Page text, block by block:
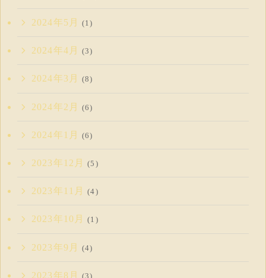
2024年5月 (1)
2024年4月 (3)
2024年3月 (8)
2024年2月 (6)
2024年1月 (6)
2023年12月 (5)
2023年11月 (4)
2023年10月 (1)
2023年9月 (4)
2023年8月 (3)